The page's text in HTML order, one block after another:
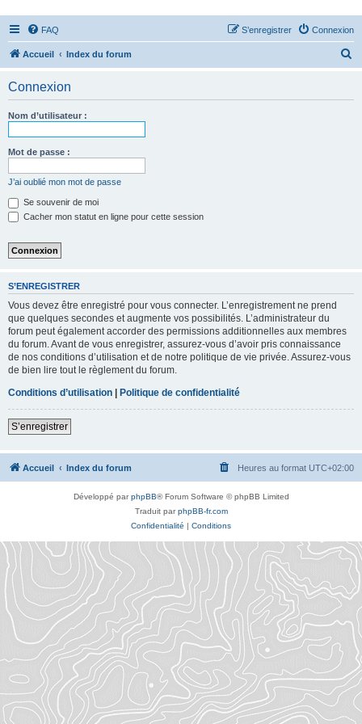
FAQ Connexion
S’enregistrer
Accueil Index du forum
Connexion
Nom d’utilisateur :
Mot de passe :
J’ai oublié mon mot de passe
Se souvenir de moi
Cacher mon statut en ligne pour cette session
S’ENREGISTRER
Vous devez être enregistré pour vous connecter. L’enregistrement ne prend
que quelques secondes et augmente vos possibilités. L’administrateur du
forum peut également accorder des permissions additionnelles aux membres
du forum. Avant de vous enregistrer, assurez-vous d’avoir pris connaissance
de nos conditions d’utilisation et de notre politique de vie privée. Assurez-vous
de bien lire tout le règlement du forum.
Conditions d’utilisation | Politique de confidentialité
S’enregistrer
Accueil Index du forum Heures au format UTC+02:00
Développé parphpBB® Forum Software © phpBB Limited
Traduit parphpBB-fr.com
Confidentialité | Conditions